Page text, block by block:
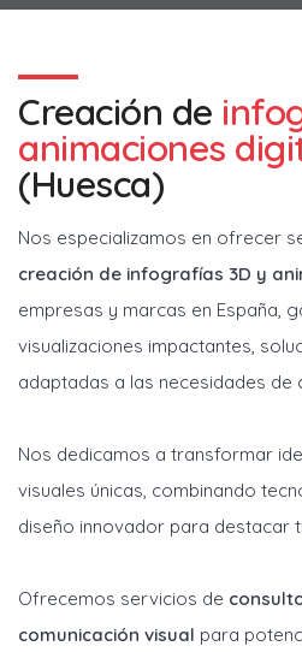
Creación de
animaciones
(Huesca)
Nos especializamos en ofrecer
creación de infografías 3D y
empresas y marcas en España,
visualizaciones impactantes,
adaptadas a las necesidades de
Nos dedicamos a transformar
visuales únicas, combinando
diseño innovador para destacar
Ofrecemos servicios de
comunicación visual para